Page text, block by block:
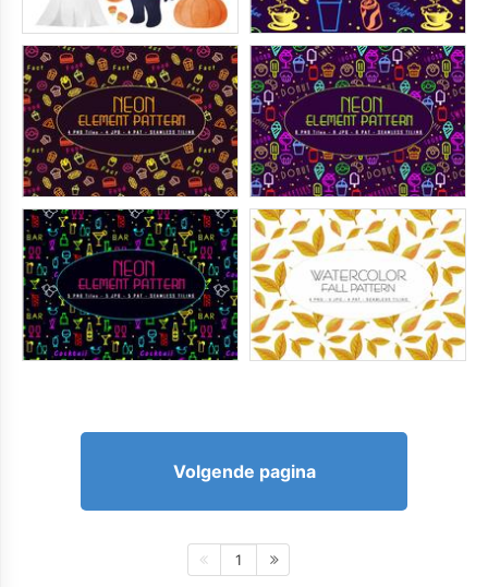
Volgende pagina
1